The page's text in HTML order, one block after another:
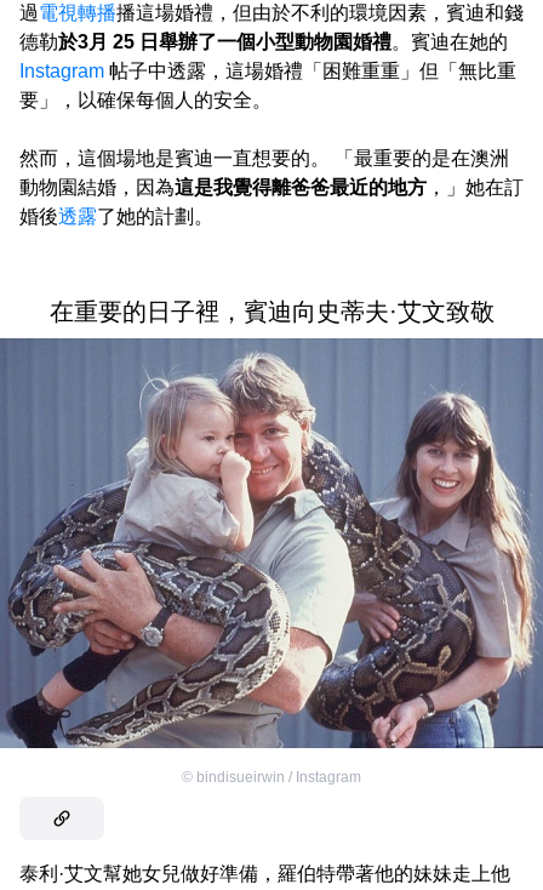
過電視轉播播這場婚禮，但由於不利的環境因素，賓迪和錢
德勒於3月 25 日舉辦了一個小型動物園婚禮。賓迪在她的
Instagram 帖子中透露，這場婚禮「困難重重」但「無比重
要」，以確保每個人的安全。
然而，這個場地是賓迪一直想要的。 「最重要的是在澳洲
動物園結婚，因為這是我覺得離爸爸最近的地方 ，」她在訂
婚後透露了她的計劃。
在重要的日子裡，賓迪向史蒂夫·艾文致敬
© bindisueirwin / Instagram
泰利·艾文幫她女兒做好準備，羅伯特帶著他的妹妹走上他